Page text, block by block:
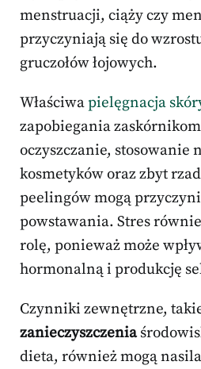
menstruacji, ciąży czy
przyczyniają się do
gruczołów łojowych.
Właściwapielęgnacja
zapobiegania
oczyszczanie, stosowanie
kosmetyków oraz zbyt
peelingów mogą
powstawania. Stres
rolę, ponieważ może
hormonalną i produkcję
Czynniki zewnętrzne,
zanieczyszczenia
dieta, również mogą